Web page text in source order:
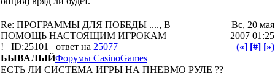
Re: ПРОГРАММЫ ДЛЯ ПОБЕДЫ ...., В
ПОМОЩЬ НАСТОЯЩИМ ИГРОКАМ
!
ID:25101 ответ на 25077
Вс, 20 мая
2007 01:25
(«] [#] [»)
БЫВАЛЫЙФорумы CasinoGames
ЕСТЬ ЛИ СИСТЕМА ИГРЫ НА ПНЕВМО РУЛЕ ??